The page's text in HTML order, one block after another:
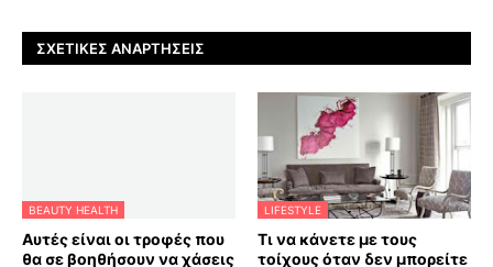
ΣΧΕΤΙΚΈΣ ΑΝΑΡΤΉΣΕΙΣ
BEAUTY HEALTH
Αυτές είναι οι τροφές που
θα σε βοηθήσουν να χάσεις
LIFESTYLE
Τι να κάνετε με τους
τοίχους όταν δεν μπορείτε